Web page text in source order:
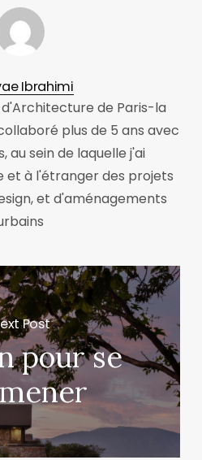
Ibrahimi
de Paris-la
plus de 5 ans avec
au sein de laquelle j'ai
et à l'étranger des projets
et d'aménagements
Post
pour se